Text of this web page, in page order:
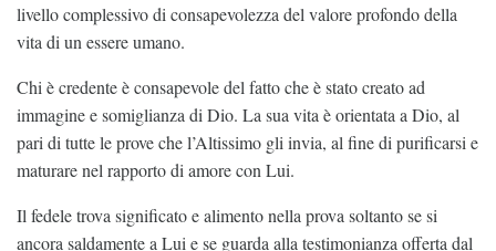
livello complessivo di consapevolezza del valore profondo della
vita di un essere umano.
Chi è credente è consapevole del fatto che è stato creato ad
immagine e somiglianza di Dio. La sua vita è orientata a Dio, al
pari di tutte le prove che l’Altissimo gli invia, al fine di purificarsi e
maturare nel rapporto di amore con Lui.
Il fedele trova significato e alimento nella prova soltanto se si
ancora saldamente a Lui e se guarda alla testimonianza offerta dal